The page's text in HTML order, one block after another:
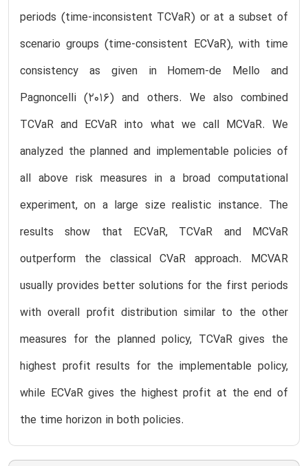
periods (time-inconsistent TCVaR) or at a subset of
scenario groups (time-consistent ECVaR), with time
consistency as given in Homem-de Mello and
Pagnoncelli (2016) and others. We also combined
TCVaR and ECVaR into what we call MCVaR. We
analyzed the planned and implementable policies of
all above risk measures in a broad computational
experiment, on a large size realistic instance. The
results show that ECVaR, TCVaR and MCVaR
outperform the classical CVaR approach. MCVAR
usually provides better solutions for the first periods
with overall profit distribution similar to the other
measures for the planned policy, TCVaR gives the
highest profit results for the implementable policy,
while ECVaR gives the highest profit at the end of
the time horizon in both policies.